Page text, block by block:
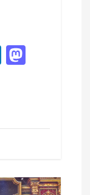
Li
nk
M
as
n